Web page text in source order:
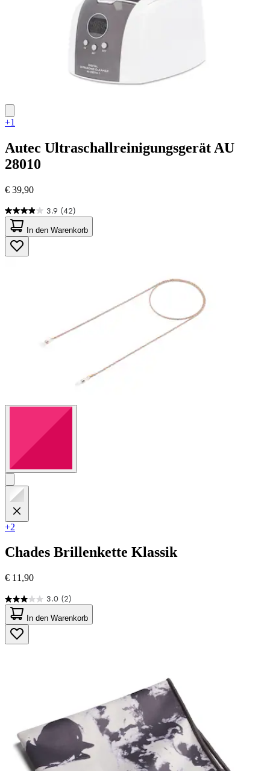
+1
Autec Ultraschallreinigungsgerät AU
28010
€ 39,90
3.9 (42)
3.9
von
5
Sternen.
42
In den Warenkorb
+2
Chades Brillenkette Klassik
€ 11,90
3.0 (2)
3.0
von
5
Sternen.
2
In den Warenkorb